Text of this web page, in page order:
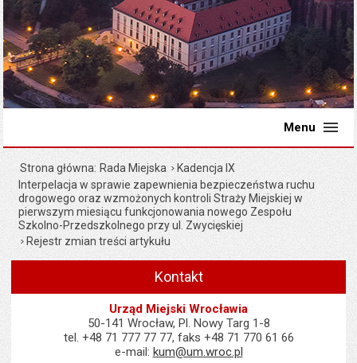
Menu
Strona główna Rada Miejska
Kadencja IX
Interpelacja w sprawie zapewnienia bezpieczeństwa ruchu
drogowego oraz wzmożonych kontroli Straży Miejskiej w
pierwszym miesiącu funkcjonowania nowego Zespołu
Szkolno-Przedszkolnego przy ul. Zwycięskiej
Rejestr zmian treści artykułu
Kontakt
Urząd Miejski Wrocławia
50-141 Wrocław, Pl. Nowy Targ 1-8
tel. +48 71 777 77 77, faks +48 71 770 61 66
e-mail: kum@um.wroc.pl